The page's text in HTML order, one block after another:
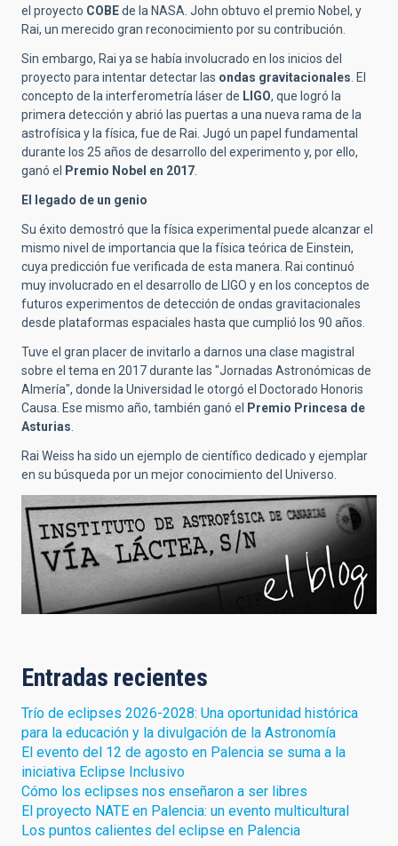
el proyecto COBEde la NASA. John obtuvo el premio Nobel, y
Rai, un merecido gran reconocimiento por su contribución.
Sin embargo, Rai ya se había involucrado en los inicios del
proyecto para intentar detectar las ondas gravitacionales . El
concepto de la interferometría láser de LIGO, que logró la
primera detección y abrió las puertas a una nueva rama de la
astrofísica y la física, fue de Rai. Jugó un papel fundamental
durante los 25 años de desarrollo del experimento y, por ello,
ganó el
Premio Nobel en 2017
El legado de un genio
Su éxito demostró que la física experimental puede alcanzar el
mismo nivel de importancia que la física teórica de Einstein,
cuya predicción fue verificada de esta manera. Rai continuó
muy involucrado en el desarrollo de LIGO y en los conceptos de
futuros experimentos de detección de ondas gravitacionales
desde plataformas espaciales hasta que cumplió los 90 años.
Tuve el gran placer de invitarlo a darnos una clase magistral
sobre el tema en 2017 durante las "Jornadas Astronómicas de
Almería", donde la Universidad le otorgó el Doctorado Honoris
Causa. Ese mismo año, también ganó el
Premio Princesa de
Asturias
Rai Weiss ha sido un ejemplo de científico dedicado y ejemplar
en su búsqueda por un mejor conocimiento del Universo.
Entradas recientes
Trío de eclipses 2026-2028: Una oportunidad histórica
para la educación y la divulgación de la Astronomía
El evento del 12 de agosto en Palencia se suma a la
iniciativa Eclipse Inclusivo
Cómo los eclipses nos enseñaron a ser libres
El proyecto NATE en Palencia: un evento multicultural
Los puntos calientes del eclipse en Palencia